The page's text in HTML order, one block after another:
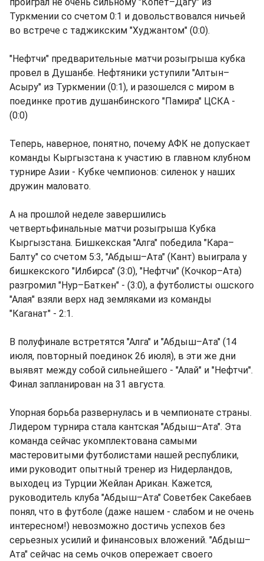
Туркмении со счетом 0:1 и довольствовался ничьей
во встрече с таджикским "Худжантом" (0:0).
"Нефтчи" предварительные матчи розыгрыша кубка
провел в Душанбе. Нефтяники уступили "Алтын–
Асыру" из Туркмении (0:1), и разошелся с миром в
поединке против душанбинского "Памира" ЦСКА -
(0:0)
Теперь, наверное, понятно, почему АФК не допускает
команды Кыргызстана к участию в главном клубном
турнире Азии - Кубке чемпионов: силенок у наших
дружин маловато.
А на прошлой неделе завершились
четвертьфинальные матчи розыгрыша Кубка
Кыргызстана. Бишкекская "Алга" победила "Кара–
Балту" со счетом 5:3, "Абдыш–Ата" (Кант) выиграла у
бишкекского "Илбирса" (3:0), "Нефтчи" (Кочкор–Ата)
разгромил "Нур–Баткен" - (3:0), а футболисты ошского
"Алая" взяли верх над земляками из команды
"Каганат" - 2:1.
В полуфинале встретятся "Алга" и "Абдыш–Ата" (14
июля, повторный поединок 26 июля), в эти же дни
выявят между собой сильнейшего - "Алай" и "Нефтчи".
Финал запланирован на 31 августа.
Упорная борьба развернулась и в чемпионате страны.
Лидером турнира стала кантская "Абдыш–Ата". Эта
команда сейчас укомплектована самыми
мастеровитыми футболистами нашей республики,
ими руководит опытный тренер из Нидерландов,
выходец из Турции Жейлан Арикан. Кажется,
руководитель клуба "Абдыш–Ата" Советбек Сакебаев
понял, что в футболе (даже нашем - слабом и не очень
интересном!) невозможно достичь успехов без
серьезных усилий и финансовых вложений. "Абдыш–
Ата" сейчас на семь очков опережает своего